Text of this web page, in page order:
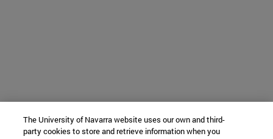
The University of Navarra website uses our own and third-
party cookies to store and retrieve information when you